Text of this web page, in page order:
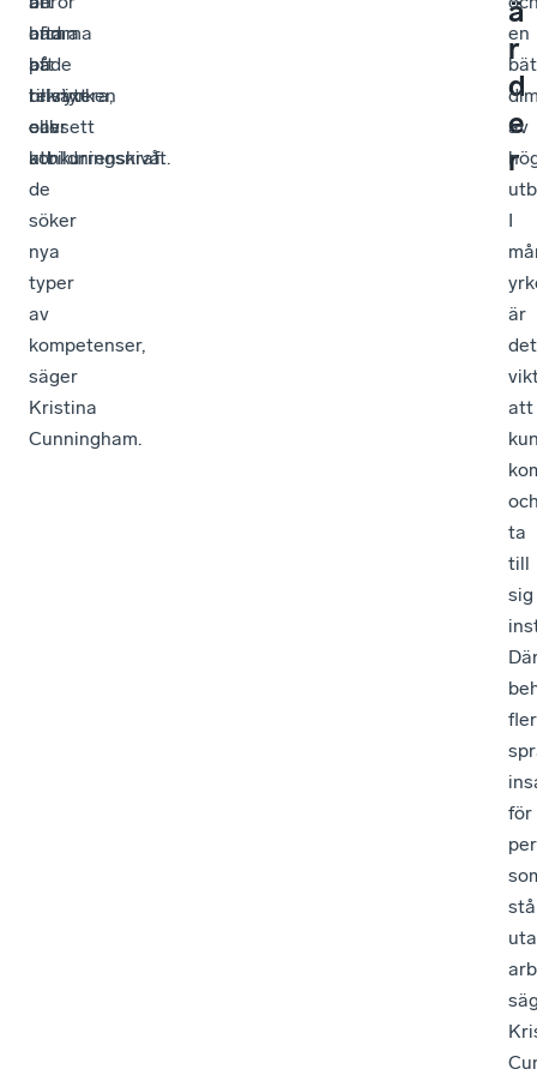
hämma
både
tillväxt
och
konkurrenskraft.
andra
att
rekrytera,
oavsett
utbildningsnivå.
ofta
på
bristyrken
eller
att
de
söker
nya
typer
av
kompetenser,
säger
Kristina
Cunningham.
ä
r
d
e
r
en
av
I
är
det
att
ta
till
sig
fler
för